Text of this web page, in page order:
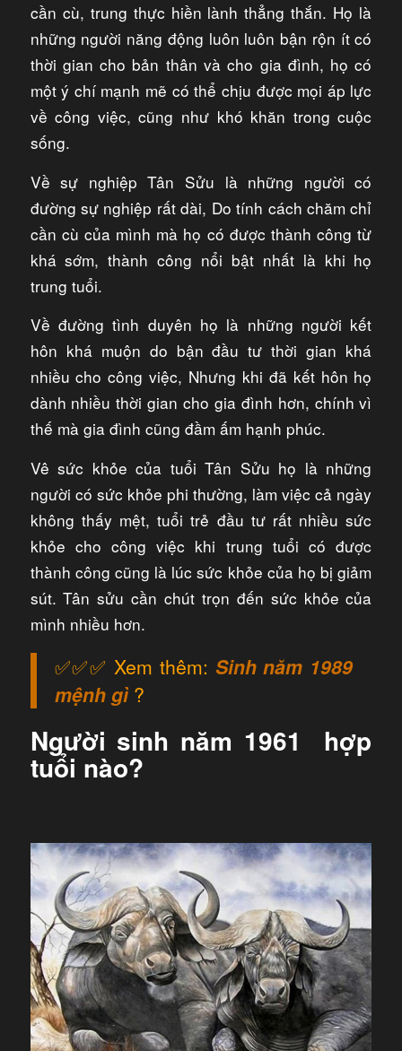
cần cù, trung thực hiền lành thẳng thắn. Họ là
những người năng động luôn luôn bận rộn ít có
thời gian cho bản thân và cho gia đình, họ có
một ý chí mạnh mẽ có thể chịu được mọi áp lực
về công việc, cũng như khó khăn trong cuộc
sống.
Về sự nghiệp Tân Sửu là những người có
đường sự nghiệp rất dài, Do tính cách chăm chỉ
cần cù của mình mà họ có được thành công từ
khá sớm, thành công nổi bật nhất là khi họ
trung tuổi.
Về đường tình duyên họ là những người kết
hôn khá muộn do bận đầu tư thời gian khá
nhiều cho công việc, Nhưng khi đã kết hôn họ
dành nhiều thời gian cho gia đình hơn, chính vì
thế mà gia đình cũng đầm ấm hạnh phúc.
Vê sức khỏe của tuổi Tân Sửu họ là những
người có sức khỏe phi thường, làm việc cả ngày
không thấy mệt, tuổi trẻ đầu tư rất nhiều sức
khỏe cho công việc khi trung tuổi có được
thành công cũng là lúc sức khỏe của họ bị giảm
sút. Tân sửu cần chút trọn đến sức khỏe của
mình nhiều hơn.
✅✅✅ Xem thêm: Sinh năm 1989
mệnh gì?
Người sinh năm 1961 hợp
tuổi nào?